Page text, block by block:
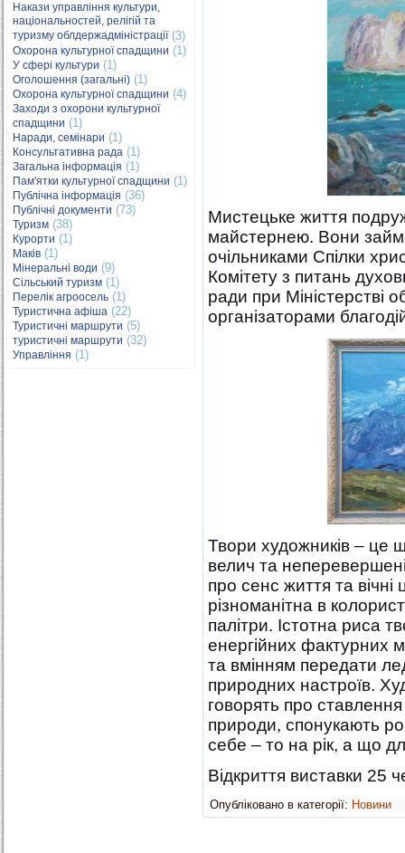
Накази управління культури,
національностей, релігій та
туризму облдержадміністрації(3)
Охорона культурної спадщини (1)
У сфері культури (1)
Оголошення (загальні) (1)
Охорона культурної спадщини (4)
Заходи з охорони культурної
спадщини (1)
Наради, семінари (1)
Консультативна рада (1)
Загальна інформація (1)
Пам'ятки культурної спадщини (1)
Публічна інформація (36)
Публічні документи (73)
Туризм (38)
Курорти (1)
Маків (1)
Мінеральні води (9)
Сільський туризм (1)
Перелік агроосель (1)
Туристична афіша (22)
Туристичні маршрути (5)
туристичні маршрути (32)
Управління (1)
Мистецьке життя
майстернею. Вони
очільниками Спілки
Комітету з питань
ради при Міністерстві
організаторами
Твори художників – це
велич та
про сенс життя та
різноманітна в
палітри. Істотна риса
енергійних фактурних
та вмінням передати
природних настроїв.
говорять про
природи, спонукають
себе – то на рік, а що
Відкриття виставки 25
Опубліковано в категорії: Новини